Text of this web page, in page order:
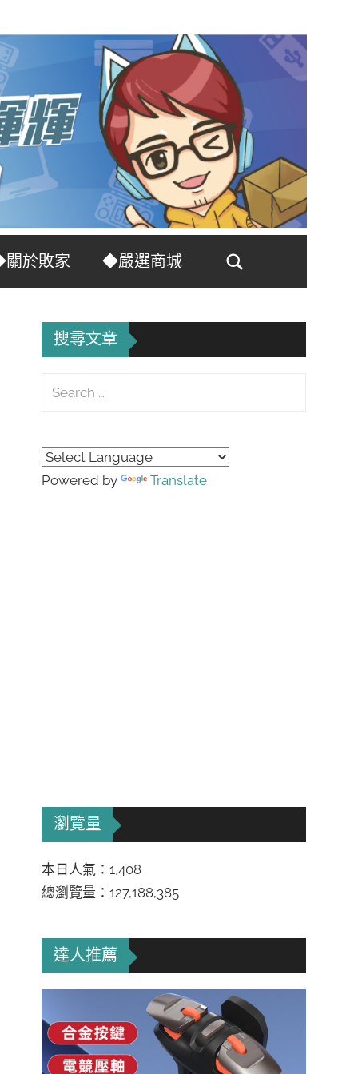
於敗家
◆嚴選商城
Search
搜尋文章
Search
Powered by Translate
瀏覽量
本日人氣：1,408
總瀏覽量：127,188,385
達人推薦